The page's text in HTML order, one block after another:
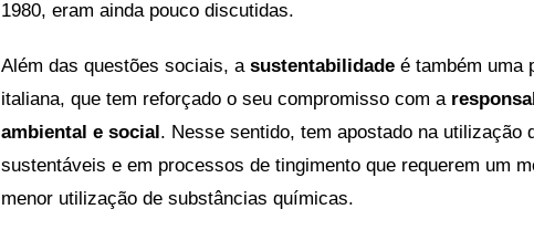
1980, eram ainda pouco discutidas.
Além das questões sociais, asustentabilidade é também uma
italiana, que tem reforçado o seu compromisso com a
ambiental e social. Nesse sentido, tem apostado na utilização
sustentáveis e em processos de tingimento que requerem um
menor utilização de substâncias químicas.